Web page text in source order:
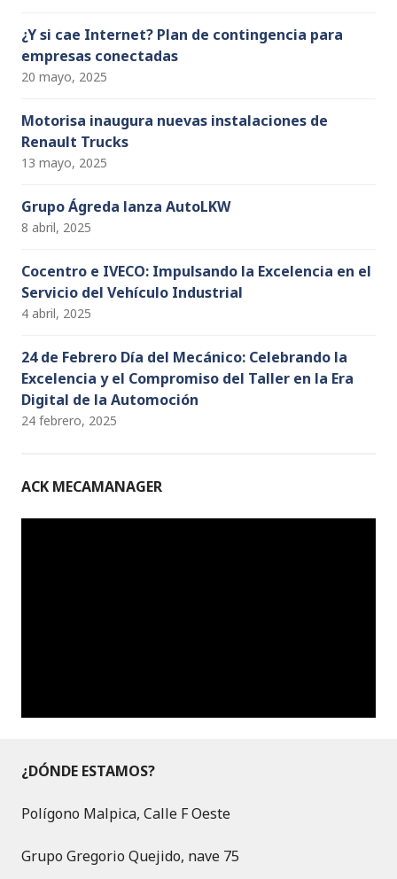
¿Y si cae Internet? Plan de contingencia para
empresas conectadas
20 mayo, 2025
Motorisa inaugura nuevas instalaciones de
Renault Trucks
13 mayo, 2025
Grupo Ágreda lanza AutoLKW
8 abril, 2025
Cocentro e IVECO: Impulsando la Excelencia en el
Servicio del Vehículo Industrial
4 abril, 2025
24 de Febrero Día del Mecánico: Celebrando la
Excelencia y el Compromiso del Taller en la Era
Digital de la Automoción
24 febrero, 2025
ACK MECAMANAGER
¿DÓNDE ESTAMOS?
Polígono Malpica, Calle F Oeste
Grupo Gregorio Quejido, nave 75